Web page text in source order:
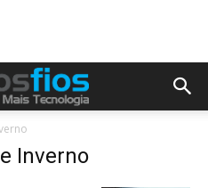
Inverno